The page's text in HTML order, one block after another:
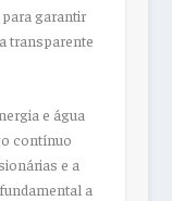
garantir
transparente
e água
contínuo
e a
a